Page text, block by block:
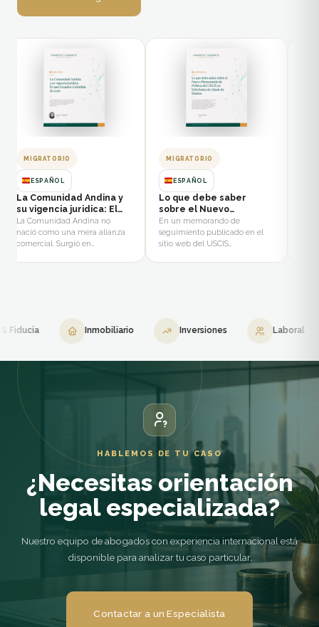
MIGRATORIO
ESPAÑOL
La Comunidad Andina y
su vigencia juridica: El
caso Ecuador-Colombia
de 2026
La Comunidad Andina no
nació como una mera alianza
comercial. Surgió en…
MIGRATORIO
ESPAÑOL
Lo que debe saber
sobre el Nuevo
Memorando de Politica
del USCIS en Solicitudes
de Ajuste de Estatus
En un memorando de
seguimiento publicado en el
sitio web del USCIS…
Inmobiliario Inversiones Laboral
HABLEMOS DE TU CASO
¿Necesitas orientación
legal especializada?
Nuestro equipo de abogados con experiencia internacional está
disponible para analizar tu caso particular.
Contactar a un Especialista